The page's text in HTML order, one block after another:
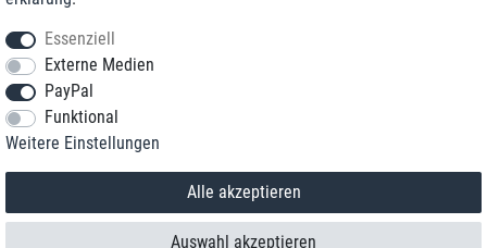
*Sie erreichen uns zum Ortstarif von Montag bis Freitag von 9 Uhr - 18 Uhr.
© 2018 TOP TEN Computervertrieb GmbH
Essenziell
Externe Medien
PayPal
Funktional
Weitere Einstellungen
Alle akzeptieren
Auswahl akzeptieren